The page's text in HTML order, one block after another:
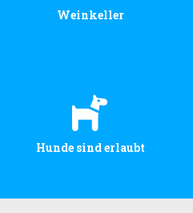
Weinkeller
Hunde sind erlaubt